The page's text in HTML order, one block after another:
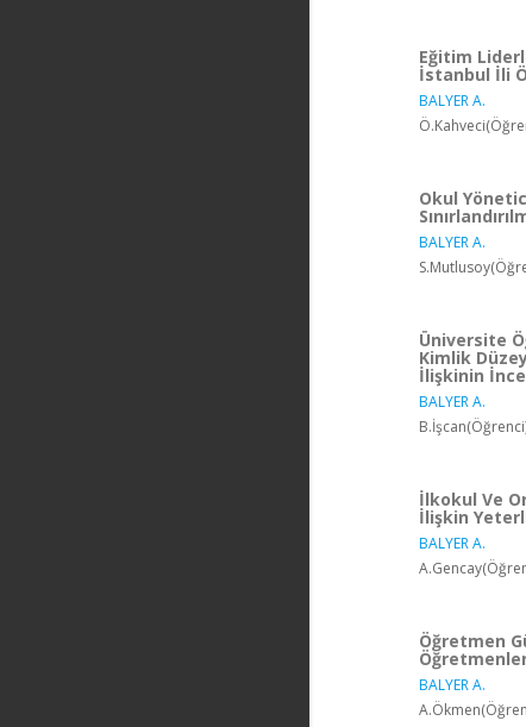
Eğitim
İstanbul İli
BALYER A.
Okul
BALYER A.
Üniversite
Kimlik
İlişkinin
BALYER A.
İlkokul Ve
İlişkin
BALYER A.
Öğretmen
BALYER A.